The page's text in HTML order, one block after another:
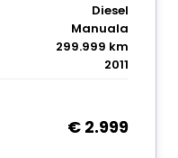
Diesel
Manuala
299.999 km
2011
€ 2.999